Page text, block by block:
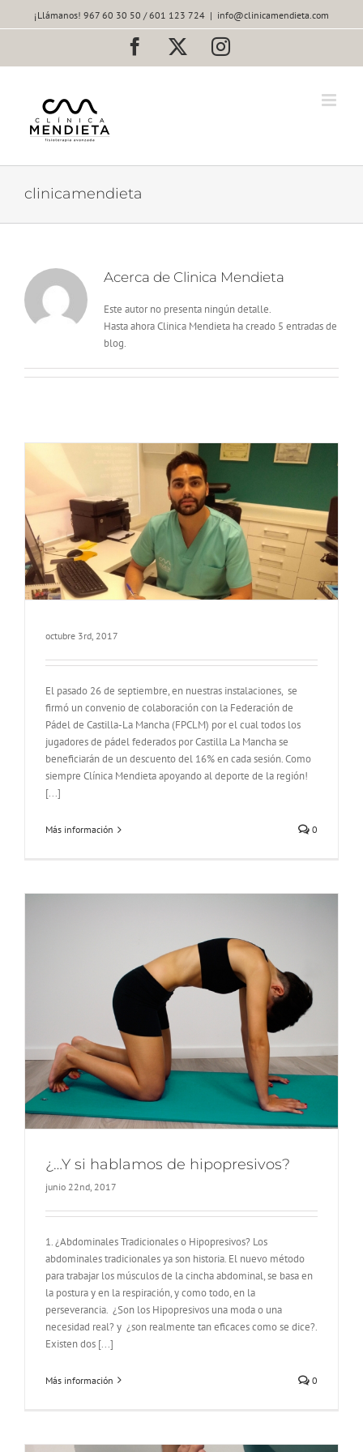
¡Llámanos! 967 60 30 50 / 601 123 724 | info@clinicamendieta.com
Facebook Instagram
clinicamendieta
Acerca de Clinica Mendieta
Este autor no presenta ningún detalle.
Hasta ahora Clinica Mendieta ha creado 5 entradas de
blog.
octubre 3rd, 2017
El pasado 26 de septiembre, en nuestras instalaciones, se
firmó un convenio de colaboración con la Federación de
Pádel de Castilla-La Mancha (FPCLM) por el cual todos los
jugadores de pádel federados por Castilla La Mancha se
beneficiarán de un descuento del 16% en cada sesión. Como
siempre Clínica Mendieta apoyando al deporte de la región!
[...]
Más información 0
¿…Y si hablamos de hipopresivos?
junio 22nd, 2017
1. ¿Abdominales Tradicionales o Hipopresivos? Los
abdominales tradicionales ya son historia. El nuevo método
para trabajar los músculos de la cincha abdominal, se basa en
la postura y en la respiración, y como todo, en la
perseverancia. ¿Son los Hipopresivos una moda o una
necesidad real? y ¿son realmente tan eficaces como se dice?.
Existen dos [...]
Más información 0